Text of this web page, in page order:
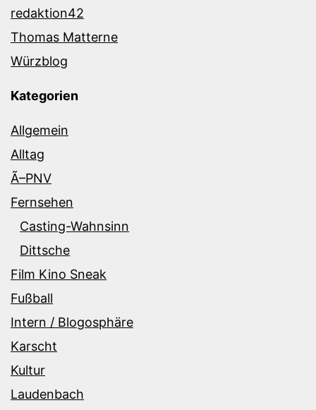
redaktion42
Thomas Matterne
Würzblog
Kategorien
Allgemein
Alltag
Ã–PNV
Fernsehen
Casting-Wahnsinn
Dittsche
Film Kino Sneak
Fußball
Intern / Blogosphäre
Karscht
Kultur
Laudenbach